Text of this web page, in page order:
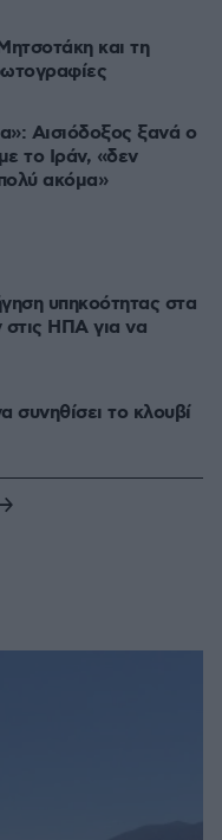
και τη
Αισιόδοξος ξανά ο
το Ιράν, «δεν
ακόμα»
υπηκοότητας στα
στις ΗΠΑ για να
το κλουβί